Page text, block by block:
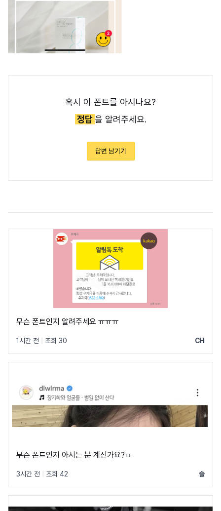
혹시 이 폰트를 아시나요?
정답을 알려주세요.
답변 남기기
무슨 폰트인지 알려주세요 ㅠㅠㅠ
1시간 전 조회 30 CH
무슨 폰트인지 아시는 분 계신가요?ㅠ
3시간 전 조회 42 슬